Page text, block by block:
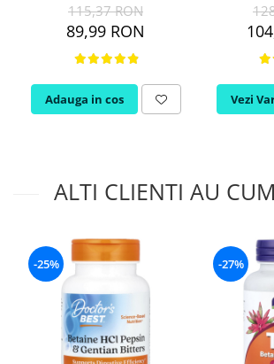
115,37 RON
89,99 RON
Adauga in cos Vezi
ALTI CLIENTI AU
-25% -27%